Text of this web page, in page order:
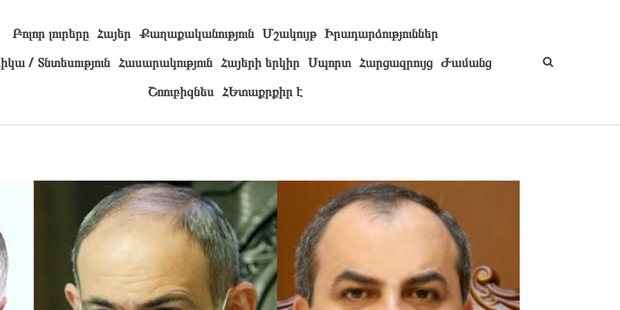
Բոլոր լուրերը Հայեր Քաղաքականություն Մշակույթ Իրադարձություններ
/ Տնտեսություն Հասարակություն Հայերի երկիր Սպորտ Հարցազրույց Ժամանց
Շոուբիզնես ՀԵտաքրքիր է